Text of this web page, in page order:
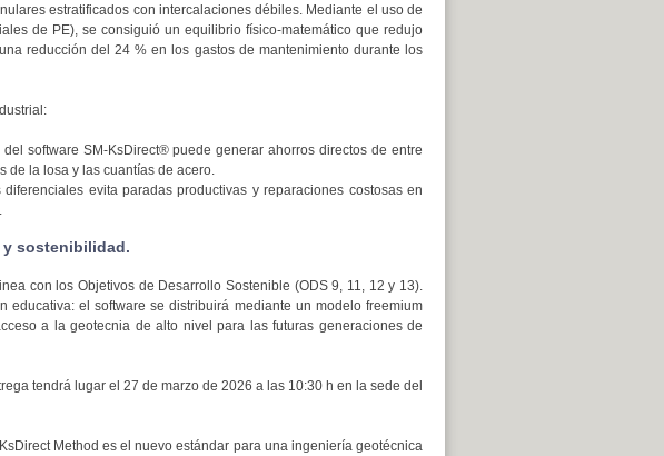
estratificados con intercalaciones débiles. Mediante el uso de
de PE), se consiguió un equilibrio físico-matemático que redujo
reducción del 24 % en los gastos de mantenimiento durante los
software SM-KsDirect® puede generar ahorros directos de entre
de la losa y las cuantías de acero.
evita paradas productivas y reparaciones costosas en
sostenibilidad.
con los Objetivos de Desarrollo Sostenible (ODS 9, 11, 12 y 13).
educativa: el software se distribuirá mediante un modelo freemium
a la geotecnia de alto nivel para las futuras generaciones de
tendrá lugar el 27 de marzo de 2026 a las 10:30 h en la sede del
Method es el nuevo estándar para una ingeniería geotécnica